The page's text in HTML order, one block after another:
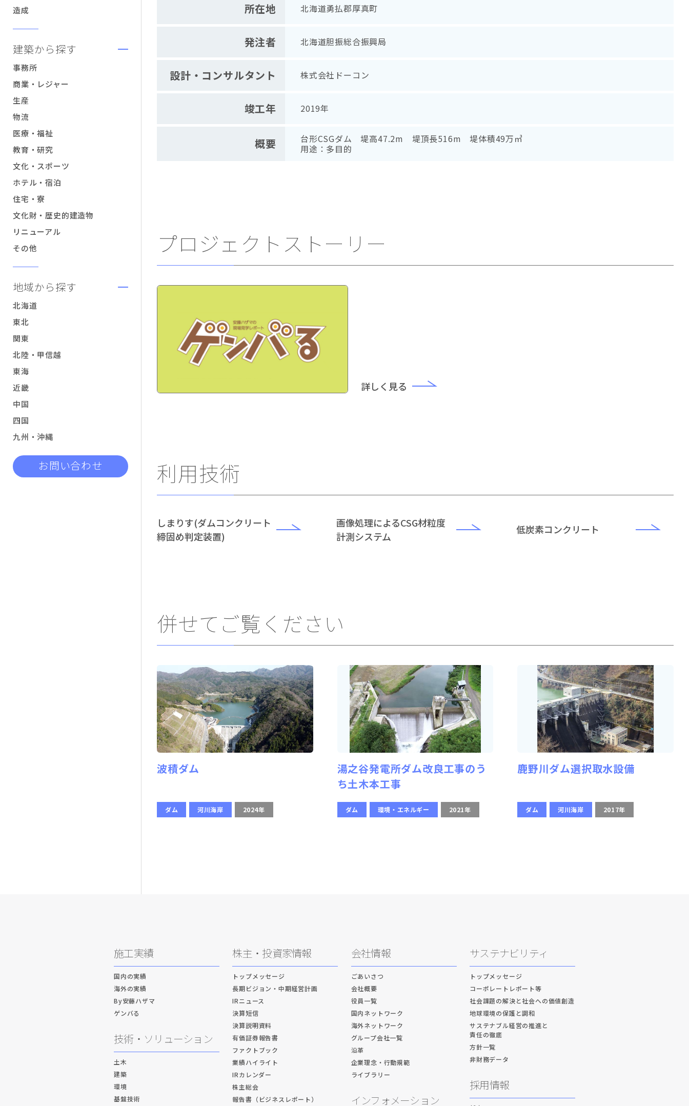
造成
建築から探す
事務所
商業・レジャー
生産
物流
医療・福祉
教育・研究
文化・スポーツ
ホテル・宿泊
住宅・寮
文化財・歴史的建造物
リニューアル
その他
地域から探す
北海道
東北
関東
北陸・甲信越
東海
近畿
中国
四国
九州・沖縄
お問い合わせ
所在地 北海道勇払郡厚真町
発注者 北海道胆振総合振興局
設計・コンサルタント 株式会社ドーコン
竣工年 2019年
概要
台形CSGダム 堤高47.2m 堤頂長516m 堤体積49万㎥
用途：多目的
プロジェクトストーリー
詳しく見る
利用技術
しまりす(ダムコンクリート
締固め判定装置)
画像処理によるCSG材粒度
計測システム
低炭素コンクリート
併せてご覧ください
波積ダム
ダム 河川海岸 2024年
湯之谷発電所ダム改良工事のう
ち土木本工事
ダム 環境・エネルギー 2021年
鹿野川ダム選択取水設備
ダム 河川海岸 2017年
施工実績
国内の実績
海外の実績
By安藤ハザマ
ゲンバる
技術・ソリューション
土木
建築
環境
基盤技術
株主・投資家情報
トップメッセージ
長期ビジョン・中期経営計画
IRニュース
決算短信
決算説明資料
有価証券報告書
ファクトブック
業績ハイライト
IRカレンダー
株主総会
報告書（ビジネスレポート）
会社情報
ごあいさつ
会社概要
役員一覧
国内ネットワーク
海外ネットワーク
グループ会社一覧
沿革
企業理念・行動規範
ライブラリー
インフォメーション
サステナビリティ
トップメッセージ
コーポレートレポート等
社会課題の解決と社会への価値創造
地球環境の保護と調和
サステナブル経営の推進と
責任の徹底
方針一覧
非財務データ
採用情報